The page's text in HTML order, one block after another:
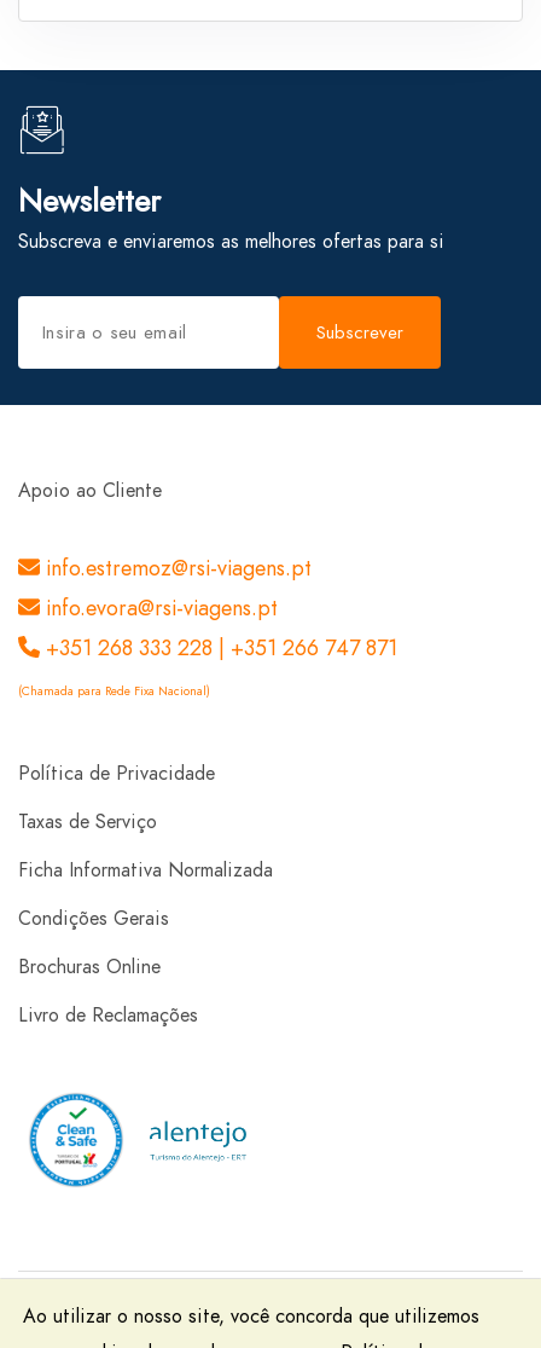
Newsletter
Subscreva e enviaremos as melhores ofertas para si
Subscrever
Apoio ao Cliente
info.estremoz@rsi-viagens.pt
info.evora@rsi-viagens.pt
+351 268 333 228 | +351 266 747 871
(Chamada para Rede Fixa Nacional)
Política de Privacidade
Taxas de Serviço
Ficha Informativa Normalizada
Condições Gerais
Brochuras Online
Livro de Reclamações
Rainha Santa Isabel - Viagens e Turismo, Lda | RNAVT
Ao utilizar o nosso site, você concorda que utilizemos